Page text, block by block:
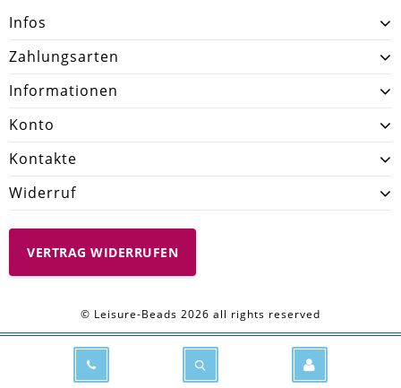
Infos
Zahlungsarten
Informationen
Konto
Kontakte
Widerruf
VERTRAG WIDERRUFEN
© Leisure-Beads 2026 all rights reserved